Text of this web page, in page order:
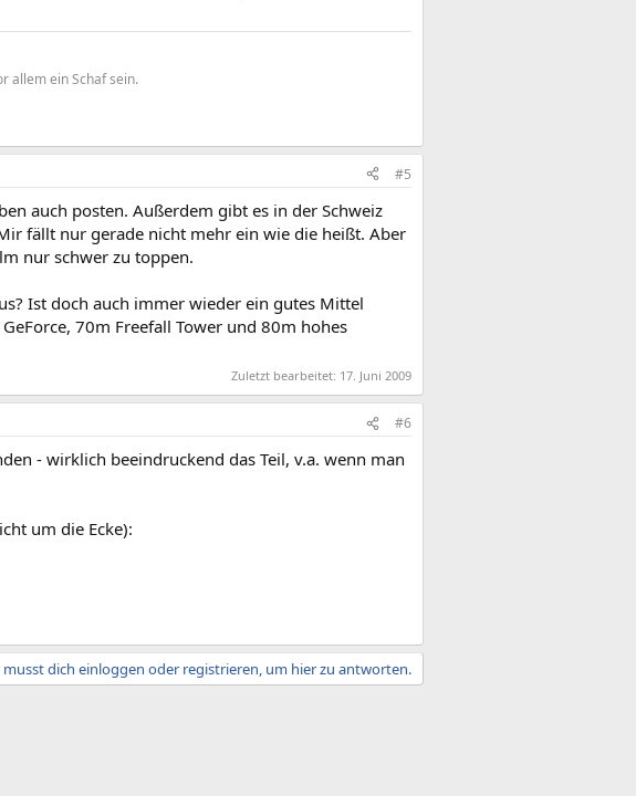
allem ein Schaf sein.
#5
auch posten. Außerdem gibt es in der Schweiz
fällt nur gerade nicht mehr ein wie die heißt. Aber
nur schwer zu toppen.
Ist doch auch immer wieder ein gutes Mittel
70m Freefall Tower und 80m hohes
Zuletzt bearbeitet: 17. Juni 2009
#6
- wirklich beeindruckend das Teil, v.a. wenn man
um die Ecke):
musst dich einloggen oder registrieren, um hier zu antworten.